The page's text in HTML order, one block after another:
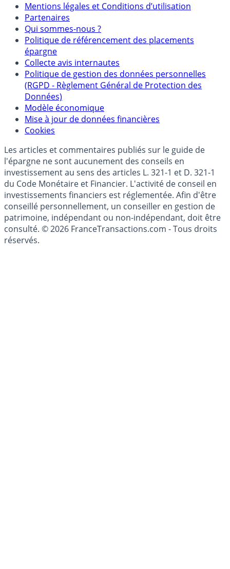
Mentions légales et Conditions d’utilisation
Partenaires
Qui sommes-nous ?
Politique de référencement des placements
épargne
Collecte avis internautes
Politique de gestion des données personnelles
(RGPD - Règlement Général de Protection des
Données)
Modèle économique
Mise à jour de données financières
Cookies
Les articles et commentaires publiés sur le guide de
l'épargne ne sont aucunement des conseils en
investissement au sens des articles L. 321-1 et D. 321-1
du Code Monétaire et Financier. L'activité de conseil en
investissements financiers est réglementée. Afin d'être
conseillé personnellement, un conseiller en gestion de
patrimoine, indépendant ou non-indépendant, doit être
consulté. © 2026 FranceTransactions.com - Tous droits
réservés.